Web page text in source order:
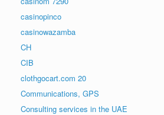
casinopinco
casinowazamba
CH
CIB
clothgocart.com 20
Communications, GPS
Consulting services in the UAE